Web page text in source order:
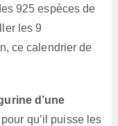
925 espèces de
les 9
ce calendrier de
d’une
pour qu’il puisse les